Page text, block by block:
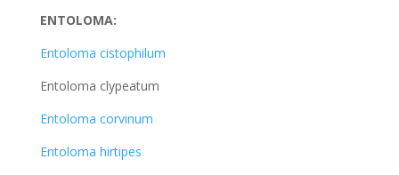
ENTOLOMA:
Entoloma cistophilum
Entoloma clypeatum
Entoloma corvinum
Entoloma hirtipes